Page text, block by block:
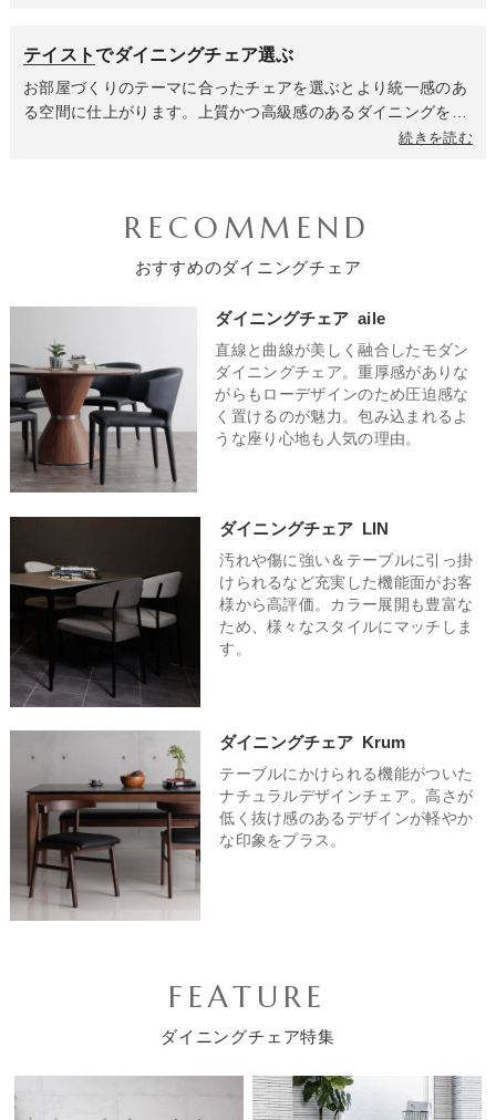
スのテーブルと合わせればシックで大人っぽいホテルライクな
雰囲気に、木製テーブルに合わせればヴィンテージなインテリ
アやナチュラルなテイストに仕上がります。ブラックはモダン
でシャープな印象を与え、空間を引き締める効果があります。
洗練された都会的なダイニングや、インダストリアルテイスト
クセントを加えたい時に効果的です。空間に活気と遊び心をプ
なイエローもおすすめ。全て統一したカラーにするのもいいで
ことで、ありきたりなダイニングをワンランク上のおしゃれな
空間に仕上げてくれます。
重要になります。お手入れのしやすいチェアや脚がしっかりし
ていてぐらつきのない安定したチェアを選びましょう。座面が
広くて座りやすく、転倒しにくい構造で、お子様の指が挟まれ
ないような隙間の少ないデザインも重要です。共働きや在宅ワ
てくれるハイバックチェア、リラックス効果が高く長時間の作
わせて座面高を微調整できる昇降機能はあると便利です。来客
納性、そしてどんな人にも快適な座り心地がポイントです。軽
量なポリプロピレンチェアや使わない時に重ねて収納できるス
タッキングチェアがおすすめ。二人暮らしの場合は、省スペー
スを意識しつつも、二人でゆったりとくつろげる空間を作りた
い場合に注目したいポイントです。圧迫感のないスリムなデザ
インや、アームレスのチェアを選ぶと、空間を広く見せる効果
があります。軽やかなデザインや見た目に重たさを感じさせな
い素材を選ぶと、お部屋全体がスッキリします。
テイストでダイニングチェア選ぶ
お部屋づくりのテーマに合ったチェアを選ぶとより統一感のあ
る空間に仕上がります。上質かつ高級感のあるダイニングを叶
えるならシンプルモダンテイストのダイニングチェア。ベース
ブラックやグレーと組み合わせたクールなモノトーンインテリ
ア、アクセントにオークやナチュラルカラーをプラスした北欧
テイストなど、様々なテイストにマッチします。モダンな雰囲
気もありながら温かみを感じることができるナチュラルモダン
なテイストにはウォールナットを使用したチェアがおすすめ。
深みのある重厚な雰囲気と木のぬくもりが相俟って、居心地の
良い空間が完成します。素朴で優しい雰囲気を演出してくれる
北欧テイストなダイニングチェアはとても人気で、おしゃれ空
間になること間違いなし。
続きを読む
RECOMMEND
おすすめのダイニングチェア
ダイニングチェア aile
直線と曲線が美しく融合したモダン
ダイニングチェア。重厚感がありな
がらもローデザインのため圧迫感な
く置けるのが魅力。包み込まれるよ
うな座り心地も人気の理由。
ダイニングチェア LIN
汚れや傷に強い＆テーブルに引っ掛
けられるなど充実した機能面がお客
様から高評価。カラー展開も豊富な
ため、様々なスタイルにマッチしま
す。
ダイニングチェア Krum
テーブルにかけられる機能がついた
ナチュラルデザインチェア。高さが
低く抜け感のあるデザインが軽やか
な印象をプラス。
FEATURE
ダイニングチェア特集